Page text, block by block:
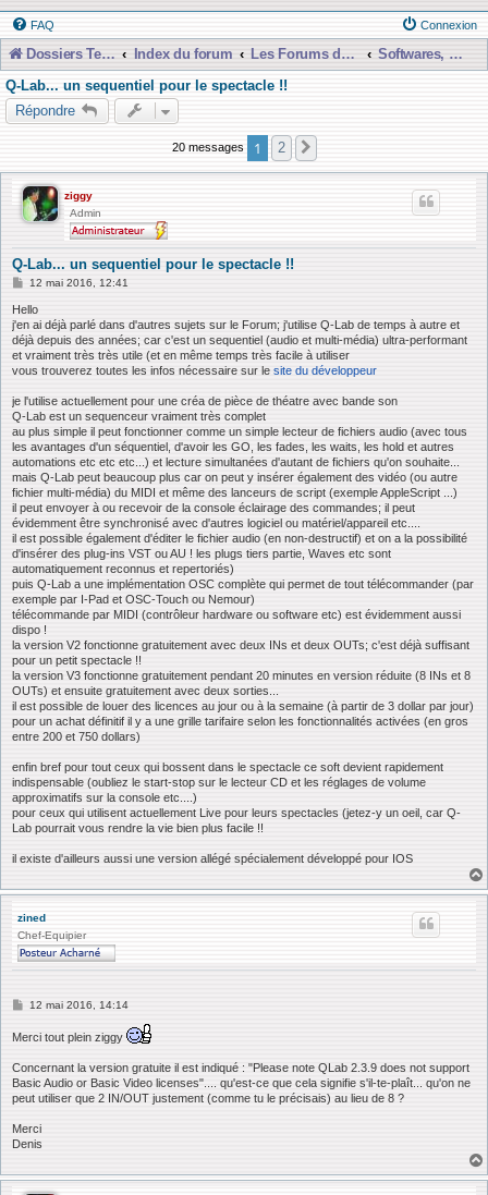
FAQ Connexion
Dossiers Techniques Index du forum Les Forums de Discussions
Softwares, Libraries, Presets et Téléchargements etc...
Q-Lab... un sequentiel pour le spectacle !!
Répondre
20 messages 1 2
ziggy
Admin
Q-Lab... un sequentiel pour le spectacle !!
M
s
s
a
g
e
12 mai 2016, 12:41
Hello
j'en ai déjà parlé dans d'autres sujets sur le Forum; j'utilise Q-Lab de temps à autre et
déjà depuis des années; car c'est un sequentiel (audio et multi-média) ultra-performant
et vraiment très très utile (et en même temps très facile à utiliser
vous trouverez toutes les infos nécessaire sur le site du développeur
je l'utilise actuellement pour une créa de pièce de théatre avec bande son
Q-Lab est un sequenceur vraiment très complet
au plus simple il peut fonctionner comme un simple lecteur de fichiers audio (avec tous
les avantages d'un séquentiel, d'avoir les GO, les fades, les waits, les hold et autres
automations etc etc etc...) et lecture simultanées d'autant de fichiers qu'on souhaite...
mais Q-Lab peut beaucoup plus car on peut y insérer également des vidéo (ou autre
fichier multi-média) du MIDI et même des lanceurs de script (exemple AppleScript ...)
il peut envoyer à ou recevoir de la console éclairage des commandes; il peut
évidemment être synchronisé avec d'autres logiciel ou matériel/appareil etc....
il est possible également d'éditer le fichier audio (en non-destructif) et on a la possibilité
d'insérer des plug-ins VST ou AU ! les plugs tiers partie, Waves etc sont
automatiquement reconnus et repertoriés)
puis Q-Lab a une implémentation OSC complète qui permet de tout télécommander (par
exemple par I-Pad et OSC-Touch ou Nemour)
télécommande par MIDI (contrôleur hardware ou software etc) est évidemment aussi
dispo !
la version V2 fonctionne gratuitement avec deux INs et deux OUTs; c'est déjà suffisant
pour un petit spectacle !!
la version V3 fonctionne gratuitement pendant 20 minutes en version réduite (8 INs et 8
OUTs) et ensuite gratuitement avec deux sorties...
il est possible de louer des licences au jour ou à la semaine (à partir de 3 dollar par jour)
pour un achat définitif il y a une grille tarifaire selon les fonctionnalités activées (en gros
entre 200 et 750 dollars)
enfin bref pour tout ceux qui bossent dans le spectacle ce soft devient rapidement
indispensable (oubliez le start-stop sur le lecteur CD et les réglages de volume
approximatifs sur la console etc....)
pour ceux qui utilisent actuellement Live pour leurs spectacles (jetez-y un oeil, car Q-
Lab pourrait vous rendre la vie bien plus facile !!
il existe d'ailleurs aussi une version allégé spécialement développé pour IOS
zined
Chef-Equipier
M
s
g
e
12 mai 2016, 14:14
Merci tout plein ziggy
Concernant la version gratuite il est indiqué : "Please note QLab 2.3.9 does not support
Basic Audio or Basic Video licenses".... qu'est-ce que cela signifie s'il-te-plaît... qu'on ne
peut utiliser que 2 IN/OUT justement (comme tu le précisais) au lieu de 8 ?
Merci
Denis